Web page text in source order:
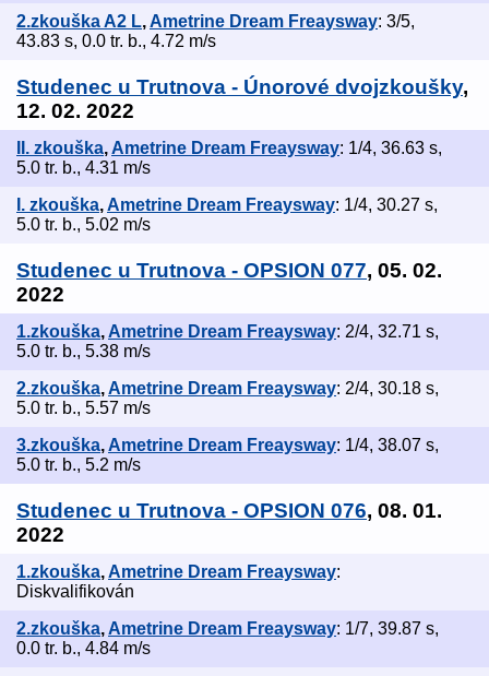
2.zkouška A2 L,Ametrine Dream Freaysway: 3/5,
43.83 s, 0.0 tr. b., 4.72 m/s
Studenec u Trutnova - Únorové dvojzkoušky,
12. 02. 2022
II. zkouška, Ametrine Dream Freaysway: 1/4, 36.63 s,
5.0 tr. b., 4.31 m/s
I. zkouška,Ametrine Dream Freaysway: 1/4, 30.27 s,
5.0 tr. b., 5.02 m/s
Studenec u Trutnova - OPSION 077, 05. 02.
2022
1.zkouška, Ametrine Dream Freaysway: 2/4, 32.71 s,
5.0 tr. b., 5.38 m/s
2.zkouška,Ametrine Dream Freaysway: 2/4, 30.18 s,
5.0 tr. b., 5.57 m/s
3.zkouška, Ametrine Dream Freaysway: 1/4, 38.07 s,
5.0 tr. b., 5.2 m/s
Studenec u Trutnova - OPSION 076, 08. 01.
2022
1.zkouška,Ametrine Dream Freaysway:
Diskvalifikován
2.zkouška, Ametrine Dream Freaysway: 1/7, 39.87 s,
0.0 tr. b., 4.84 m/s